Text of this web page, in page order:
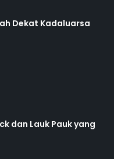
Dekat Kadaluarsa
dan Lauk Pauk yang